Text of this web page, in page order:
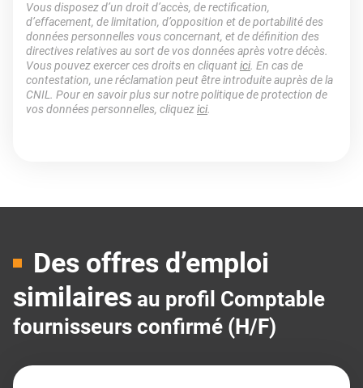
Vous disposez d’un droit d’accès, de rectification,
d’effacement, de limitation, d’opposition et de portabilité des
données personnelles vous concernant, et de définition des
directives relatives au sort de vos données après votre décès.
Vous pouvez exercer ces droits en cliquantici. En cas de
contestation, une réclamation peut être introduite auprès de la
CNIL. Pour en savoir plus sur notre politique de protection de
vos données personnelles, cliquezici.
Des offres d’emploi
similaires au profil Comptable
fournisseurs confirmé (H/F)